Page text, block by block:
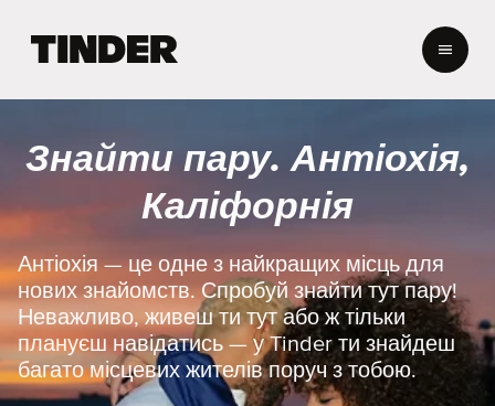
н
с
о
р
і
н
к
а
T
Знайти пару. Антіохія,
Каліфорнія
Антіохія — це одне з найкращих місць для
нових знайомств. Спробуй знайти тут пару!
Неважливо, живеш ти тут або ж тільки
плануєш навідатись — у Tinder ти знайдеш
багато місцевих жителів поруч з тобою.